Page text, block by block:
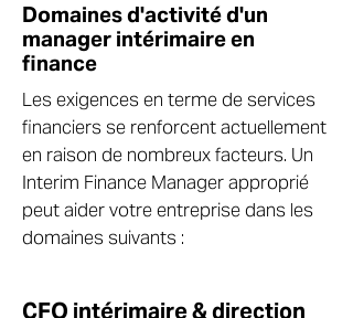
Domaines d'activité d'un
manager intérimaire en
finance
Les exigences en terme de services
financiers se renforcent actuellement
en raison de nombreux facteurs. Un
Interim Finance Manager approprié
peut aider votre entreprise dans les
domaines suivants :
CFO intérimaire & direction